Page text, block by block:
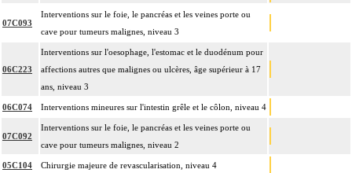
07C093
Interventions sur le foie, le pancréas et les veines porte ou
cave pour tumeurs malignes, niveau 3
06C223
Interventions sur l'oesophage, l'estomac et le duodénum pour
affections autres que malignes ou ulcères, âge supérieur à 17
ans, niveau 3
06C074 Interventions mineures sur l'intestin grêle et le côlon, niveau 4
07C092
Interventions sur le foie, le pancréas et les veines porte ou
cave pour tumeurs malignes, niveau 2
05C104 Chirurgie majeure de revascularisation, niveau 4